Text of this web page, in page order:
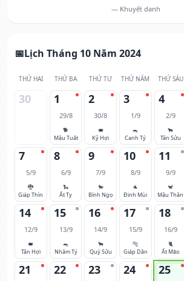
— Khuyết danh
Lịch Tháng 10 Năm 2024
THỨ HAI THỨ BA THỨ TƯ THỨ NĂM THỨ SÁU
30 1
29/8
🐕
Mậu Tuất
2
30/8
🐖
Kỷ Hợi
3
1/9
🐀
Canh Tý
4
2/9
🐂
Tân Sửu
7
5/9
🐉
Giáp Thìn
8
6/9
🐍
Ất Tỵ
9
7/9
🐎
Bính Ngọ
10
8/9
🐐
Đinh Mùi
11
9/9
🐒
Mậu Thân
14
12/9
🐖
Tân Hợi
15
13/9
🐀
Nhâm Tý
16
14/9
🐂
Quý Sửu
17
15/9
🐅
Giáp Dần
18
16/9
🐈
Ất Mão
21 22 23 24 25